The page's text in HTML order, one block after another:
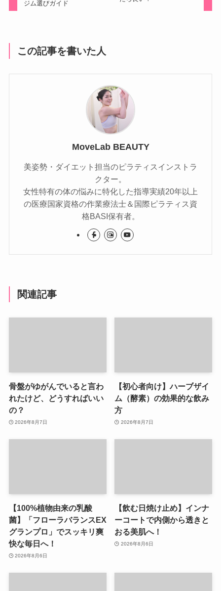
ジム選びガイド
この記事を書いた人
MoveLab BEAUTY
美姿勢・ダイエット担当のピラティスインストラ
クター。
女性特有の体の悩みに特化した指導実績20年以上
の医療国家資格の作業療法士＆国際ピラティス資
格BASI保有者。
関連記事
骨盤がゆがんでいると言わ
れたけど、どうすればいい
の？
2026年8月7日
【初心者向け】ハーブザイ
ム（酵素）の効果的な飲み
方
2026年8月7日
【100%植物由来の乳酸
菌】「フローラバランスEX
グランプロ」でスッキリ爽
快な毎日へ！
2026年8月6日
【飲む日焼け止め】インナ
ーコートで内側から透きと
おる美肌へ！
2026年8月6日